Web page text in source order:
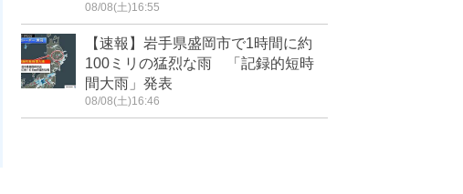
08/08(土)16:55
【速報】岩手県盛岡市で1時間に約
100ミリの猛烈な雨 「記録的短時
間大雨」発表
08/08(土)16:46